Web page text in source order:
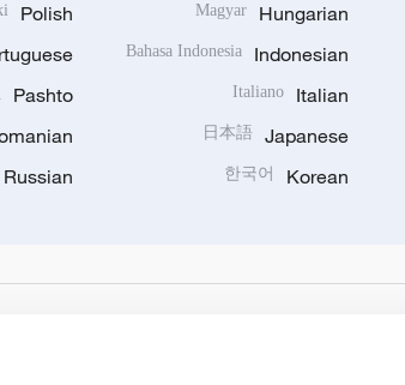
Hungarian
Magyar
Indonesian
Bahasa Indonesia
Italian
Italiano
Japanese
日本語
Korean
한국어
Polish
Pashto
Russian